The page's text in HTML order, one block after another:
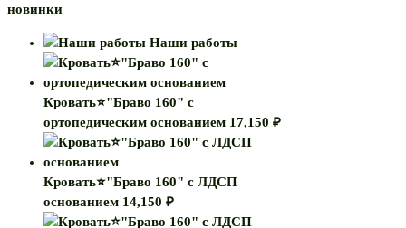
новинки
Наши работы
Кровать⭐"Браво 160" с
ортопедическим основанием 17,150 ₽
Кровать⭐"Браво 160" с ЛДСП
основанием 14,150 ₽